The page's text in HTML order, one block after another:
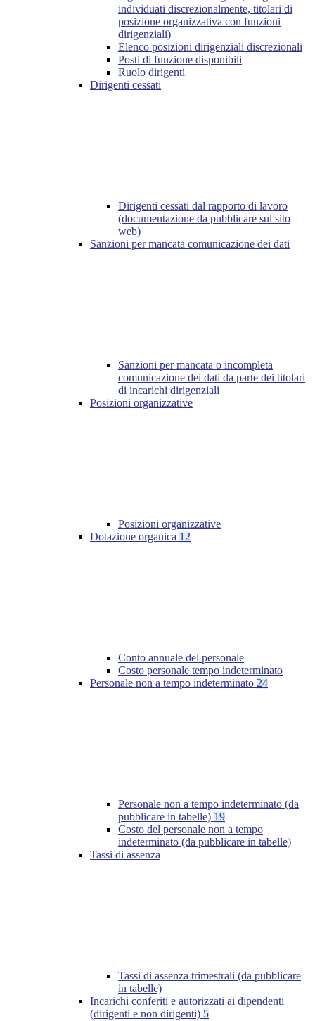
individuati discrezionalmente, titolari di
posizione organizzativa con funzioni
dirigenziali)
Elenco posizioni dirigenziali discrezionali
Posti di funzione disponibili
Ruolo dirigenti
Dirigenti cessati
Dirigenti cessati dal rapporto di lavoro
(documentazione da pubblicare sul sito
web)
Sanzioni per mancata comunicazione dei dati
Sanzioni per mancata o incompleta
comunicazione dei dati da parte dei titolari
di incarichi dirigenziali
Posizioni organizzative
Posizioni organizzative
Dotazione organica 12
Conto annuale del personale
Costo personale tempo indeterminato
Personale non a tempo indeterminato 24
Personale non a tempo indeterminato (da
pubblicare in tabelle) 19
Costo del personale non a tempo
indeterminato (da pubblicare in tabelle)
Tassi di assenza
Tassi di assenza trimestrali (da pubblicare
in tabelle)
Incarichi conferiti e autorizzati ai dipendenti
(dirigenti e non dirigenti) 5